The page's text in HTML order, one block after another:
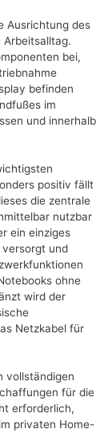
Ausrichtung des
Arbeitsalltag.
bei,
befinden
im
und innerhalb
positiv fällt
die zentrale
nutzbar
ein einziges
versorgt und
ohne
wird der
Netzkabel für
vollständigen
für die
erforderlich,
privaten Home-